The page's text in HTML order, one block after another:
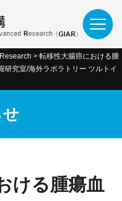
Research > 転移性大腸癌における腫
研究室/海外ラボラトリー ツルトイ
ける腫瘍血